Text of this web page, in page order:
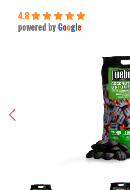
4.8
powered by Google